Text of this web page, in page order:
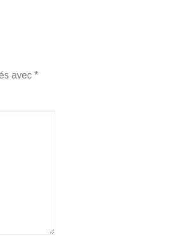
avec *